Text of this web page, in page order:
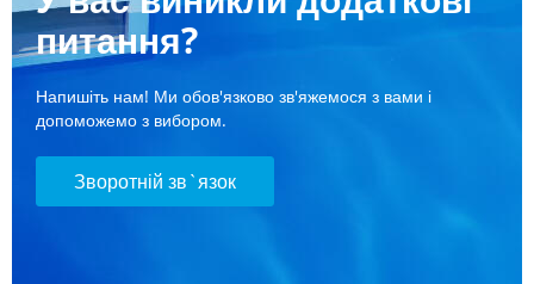
питання?
Напишіть нам! Ми обов'язково зв'яжемося з вами і
допоможемо з вибором.
Зворотній зв`язок